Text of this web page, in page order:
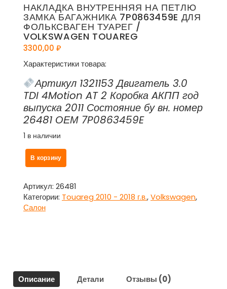
НАКЛАДКА ВНУТРЕННЯЯ НА ПЕТЛЮ
ЗАМКА БАГАЖНИКА 7P0863459E ДЛЯ
ФОЛЬКСВАГЕН ТУАРЕГ /
VOLKSWAGEN TOUAREG
3300,00 ₽
Характеристики товара:
Артикул 1321153 Двигатель 3.0
TDI 4Motion AT 2 Коробка AКПП год
выпуска 2011 Состояние бу вн. номер
26481 ОЕМ 7P0863459E
1 в наличии
Количество
товара
внутренняя
на
петлю
Туарег
/
В корзину
Артикул: 26481
Категории: Touareg 2010 - 2018 г.в.,Volkswagen,
Салон
Описание Детали Отзывы (0)